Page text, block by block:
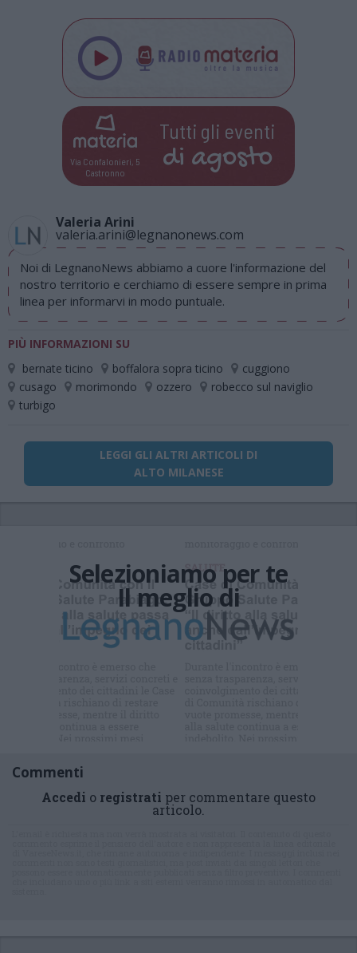
Via Confalonieri, 5
Castronno
Tutti gli eventi
di agosto
Valeria Arini
valeria.arini@legnanonews.com
Noi di LegnanoNews abbiamo a cuore l'informazione del
nostro territorio e cerchiamo di essere sempre in prima
linea per informarvi in modo puntuale.
PIÙ INFORMAZIONI SU
bernate ticino
boffalora sopra ticino
cuggiono
cusago
morimondo ozzero
robecco sul naviglio
turbigo
LEGGI GLI ALTRI ARTICOLI DI
ALTO MILANESE
Selezioniamo per te
Il meglio di
Commenti
Accedi o registrati per commentare questo
articolo.